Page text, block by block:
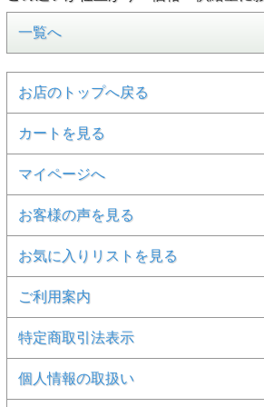
一覧へ
お店のトップへ戻る
カートを見る
マイページへ
お客様の声を見る
お気に入りリストを見る
ご利用案内
特定商取引法表示
個人情報の取扱い